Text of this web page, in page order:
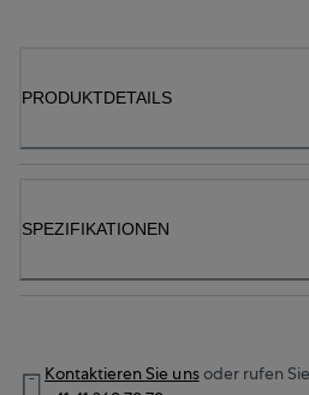
PRODUKTDETAILS
SPEZIFIKATIONEN
Kontaktieren Sie unsoder rufen